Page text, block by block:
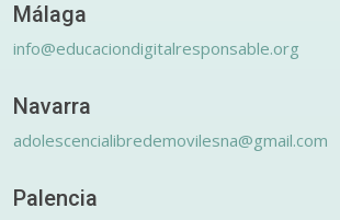
Málaga
info@educaciondigitalresponsable.org
Navarra
adolescencialibredemovilesna@gmail.com
Palencia